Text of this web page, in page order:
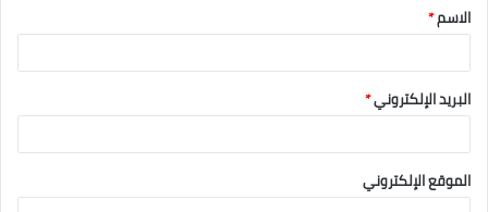
الاسم*
البريد الإلكتروني*
الموقع الإلكتروني